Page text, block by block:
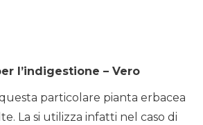
l’indigestione – Vero
particolare pianta erbacea
La si utilizza infatti nel caso di